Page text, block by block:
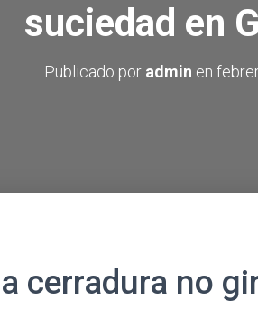
suciedad en
Publicado por admin en
cerradura no